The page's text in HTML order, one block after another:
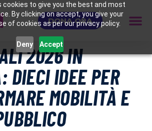
cookies to give you the best and most
By clicking on accept, you give your
of cookies as per our privacy policy.
Deny Accept
DONA ORA
2026 IN
DIECI IDEE PER
MOBILITÀ E